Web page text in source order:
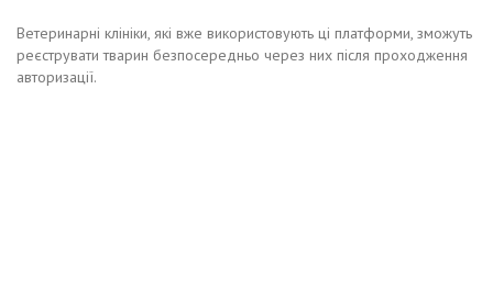
Ветеринарні клініки, які вже використовують ці платформи, зможуть
реєструвати тварин безпосередньо через них після проходження
авторизації.